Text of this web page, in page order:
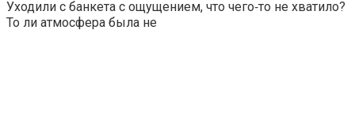
Уходили с банкета с ощущением, что чего‑то не хватило?
То ли атмосфера была не